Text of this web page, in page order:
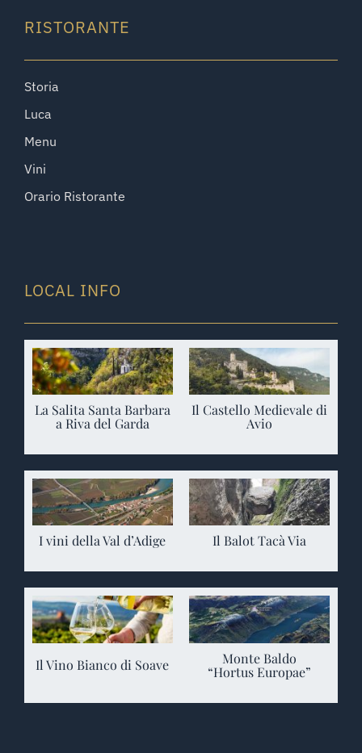
RISTORANTE
Storia
Luca
Menu
Vini
Orario Ristorante
LOCAL INFO
La Salita Santa Barbara
a Riva del Garda
Il Castello Medievale di
Avio
I vini della Val d’Adige Il Balot Tacà Via
Il Vino Bianco di Soave
Monte Baldo
“Hortus Europae”